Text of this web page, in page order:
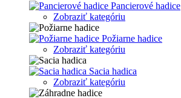
Pancierové hadice
Zobraziť kategóriu
Požiarne hadice
Zobraziť kategóriu
Sacia hadica
Zobraziť kategóriu